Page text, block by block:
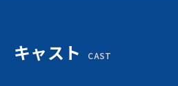
キャスト CAST